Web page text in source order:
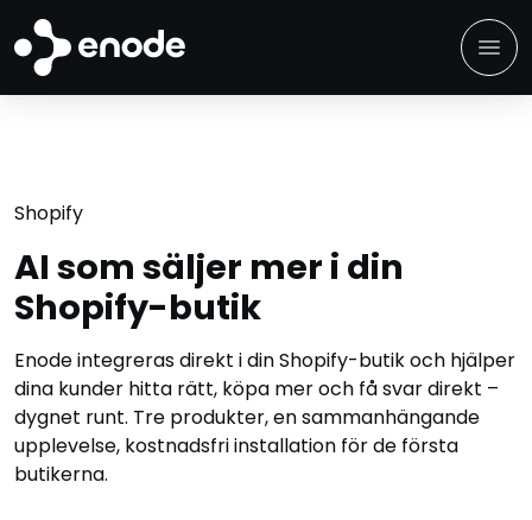
menu
Shopify
AI som säljer mer i din
Shopify-butik
Enode integreras direkt i din Shopify-butik och hjälper
dina kunder hitta rätt, köpa mer och få svar direkt –
dygnet runt. Tre produkter, en sammanhängande
upplevelse, kostnadsfri installation för de första
butikerna.